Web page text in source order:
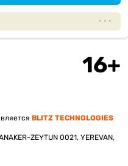
BLITZ TECHNOLOGIES
ZEYTUN 0021, YEREVAN,